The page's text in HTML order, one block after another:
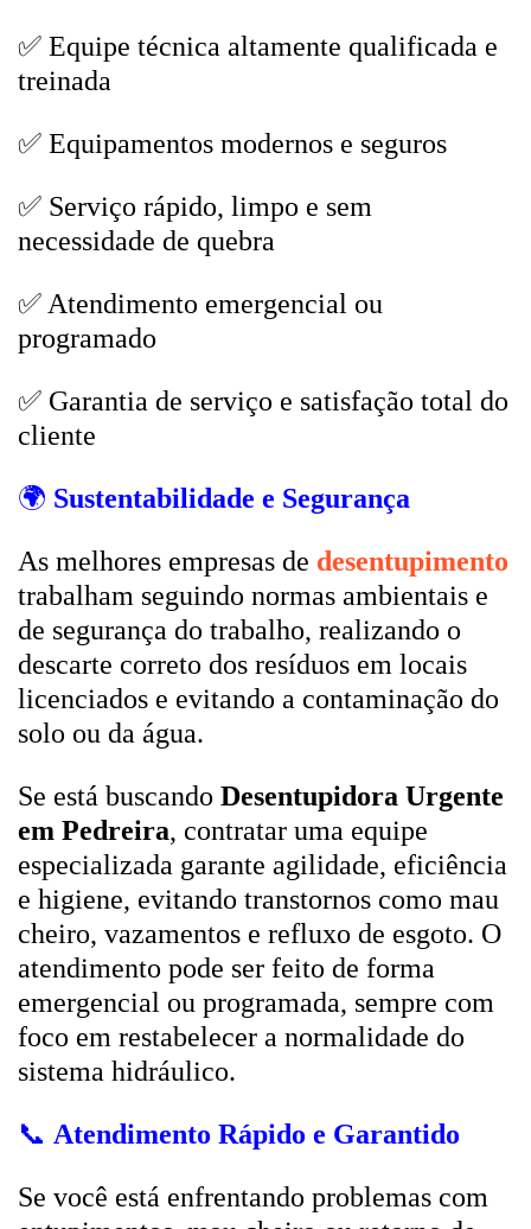
✅ Equipe técnica altamente qualificada e
treinada
✅ Equipamentos modernos e seguros
✅ Serviço rápido, limpo e sem
necessidade de quebra
✅ Atendimento emergencial ou
programado
✅ Garantia de serviço e satisfação total do
cliente
🌍 Sustentabilidade e Segurança
As melhores empresas de desentupimento
trabalham seguindo normas ambientais e
de segurança do trabalho, realizando o
descarte correto dos resíduos em locais
licenciados e evitando a contaminação do
solo ou da água.
Se está buscando Desentupidora Urgente
em Pedreira, contratar uma equipe
especializada garante agilidade, eficiência
e higiene, evitando transtornos como mau
cheiro, vazamentos e refluxo de esgoto. O
atendimento pode ser feito de forma
emergencial ou programada, sempre com
foco em restabelecer a normalidade do
sistema hidráulico.
📞 Atendimento Rápido e Garantido
Se você está enfrentando problemas com